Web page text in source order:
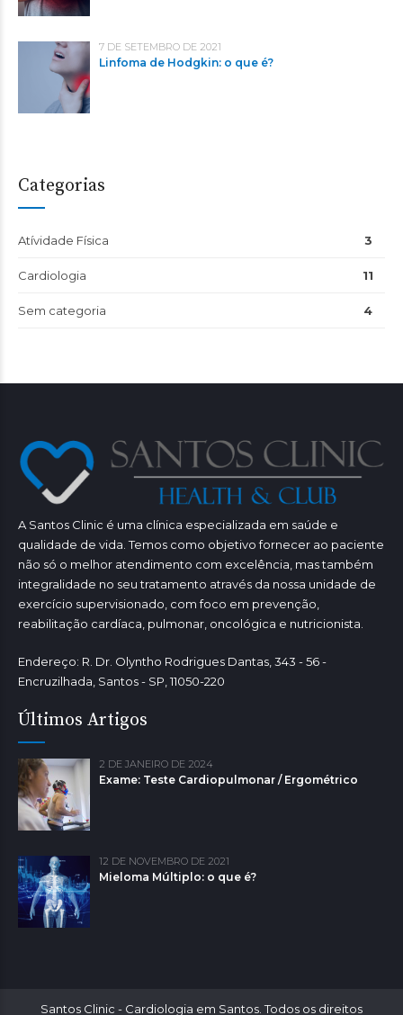
7 DE SETEMBRO DE 2021
Linfoma de Hodgkin: o que é?
Categorias
Atívidade Física 3
Cardiologia 11
Sem categoria 4
A Santos Clinic é uma clínica especializada em saúde e
qualidade de vida. Temos como objetivo fornecer ao paciente
não só o melhor atendimento com excelência, mas também
integralidade no seu tratamento através da nossa unidade de
exercício supervisionado, com foco em prevenção,
reabilitação cardíaca, pulmonar, oncológica e nutricionista.
Endereço: R. Dr. Olyntho Rodrigues Dantas, 343 - 56 -
Encruzilhada, Santos - SP, 11050-220
Últimos Artigos
2 DE JANEIRO DE 2024
Exame: Teste Cardiopulmonar / Ergométrico
12 DE NOVEMBRO DE 2021
Mieloma Múltiplo: o que é?
Santos Clinic - Cardiologia em Santos. Todos os direitos